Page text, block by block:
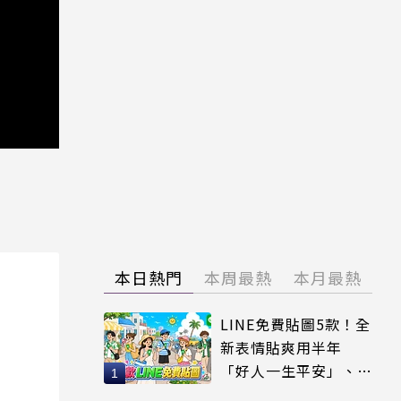
本日熱門 本周最熱 本月最熱
LINE免費貼圖5款！全
新表情貼爽用半年
「好人一生平安」、